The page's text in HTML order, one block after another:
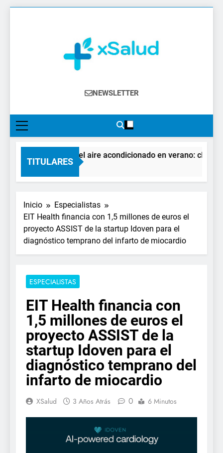
XSalud
Noticias Del Sector Salud. Congresos Y
Farmacéutica, Atención Primaria,
Especialistas, Farmacia, Etc…
NEWSLETTER
TITULARES
El impacto del aire acondicionado en verano: claves
2 Días Atrás
Inicio
Especialistas
EIT Health financia con 1,5 millones de euros el
proyecto ASSIST de la startup Idoven para el
diagnóstico temprano del infarto de miocardio
ESPECIALISTAS
EIT Health financia con
1,5 millones de euros el
proyecto ASSIST de la
startup Idoven para el
diagnóstico temprano del
infarto de miocardio
XSalud 3 Años Atrás 0 6 Minutos